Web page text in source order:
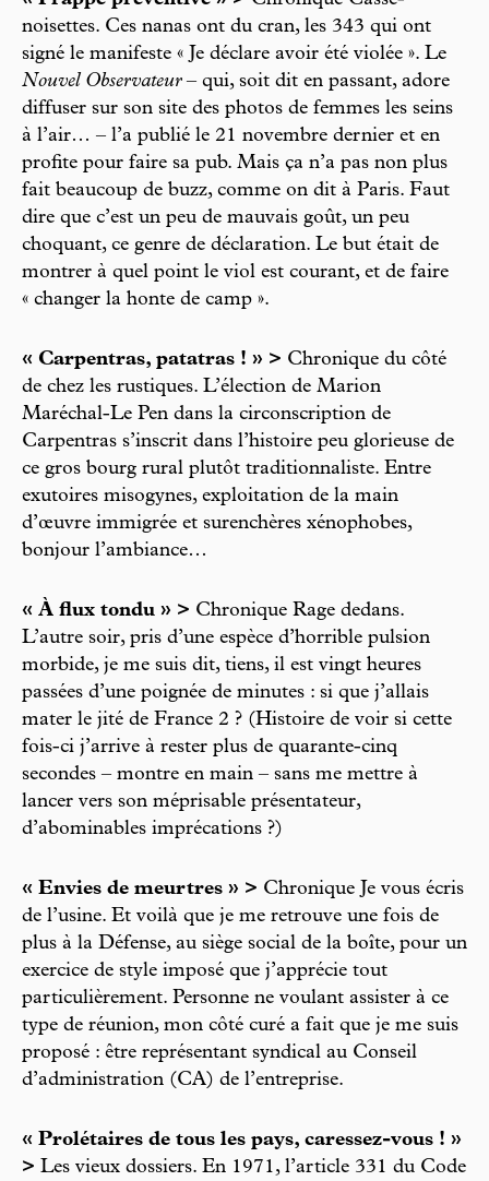
noisettes. Ces nanas ont du cran, les 343 qui ont
signé le manifeste « Je déclare avoir été violée ». Le
Nouvel Observateur– qui, soit dit en passant, adore
diffuser sur son site des photos de femmes les seins
à l’air… – l’a publié le 21 novembre dernier et en
profite pour faire sa pub. Mais ça n’a pas non plus
fait beaucoup de buzz, comme on dit à Paris. Faut
dire que c’est un peu de mauvais goût, un peu
choquant, ce genre de déclaration. Le but était de
montrer à quel point le viol est courant, et de faire
« changer la honte de camp ».
« Carpentras, patatras ! » > Chronique du côté
de chez les rustiques. L’élection de Marion
Maréchal-Le Pen dans la circonscription de
Carpentras s’inscrit dans l’histoire peu glorieuse de
ce gros bourg rural plutôt traditionnaliste. Entre
exutoires misogynes, exploitation de la main
d’œuvre immigrée et surenchères xénophobes,
bonjour l’ambiance…
« À flux tondu » > Chronique Rage dedans.
L’autre soir, pris d’une espèce d’horrible pulsion
morbide, je me suis dit, tiens, il est vingt heures
passées d’une poignée de minutes : si que j’allais
mater le jité de France 2 ? (Histoire de voir si cette
fois-ci j’arrive à rester plus de quarante-cinq
secondes – montre en main – sans me mettre à
lancer vers son méprisable présentateur,
d’abominables imprécations ?)
« Envies de meurtres » > Chronique Je vous écris
de l’usine. Et voilà que je me retrouve une fois de
plus à la Défense, au siège social de la boîte, pour un
exercice de style imposé que j’apprécie tout
particulièrement. Personne ne voulant assister à ce
type de réunion, mon côté curé a fait que je me suis
proposé : être représentant syndical au Conseil
d’administration (CA) de l’entreprise.
« Prolétaires de tous les pays, caressez-vous ! »
> Les vieux dossiers. En 1971, l’article 331 du Code